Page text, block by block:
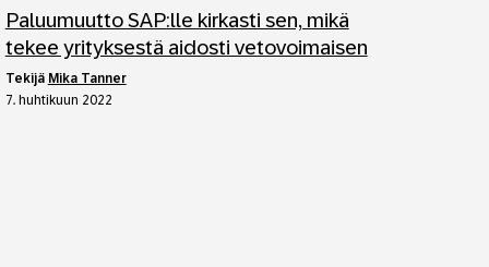
Paluumuutto SAP:lle kirkasti sen, mikä
tekee yrityksestä aidosti vetovoimaisen
tekijä Mika Tanner
7. huhtikuun 2022